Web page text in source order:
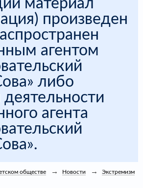
материал
произведен
агентом
либо
деятельности
агента
обществе Новости
Экстремизм